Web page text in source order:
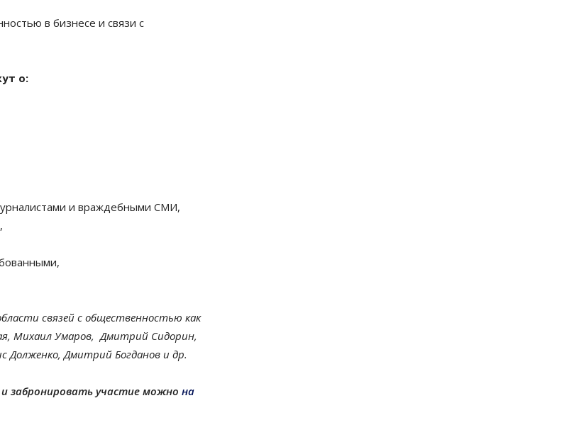
в бизнесе и связи с
о:
и враждебными СМИ,
связей с общественностью как
Михаил Умаров, Дмитрий Сидорин,
Долженко, Дмитрий Богданов и др.
забронировать участие можно на